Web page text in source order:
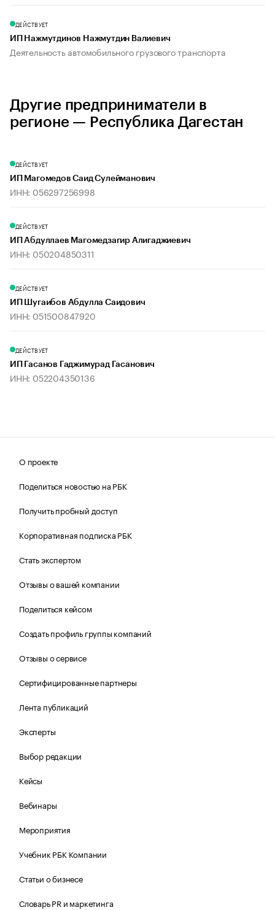
ДЕЙСТВУЕТ
ИП Нажмутдинов Нажмутдин Валиевич
Деятельность автомобильного грузового транспорта
Другие предприниматели в
регионе — Республика Дагестан
ДЕЙСТВУЕТ
ИП Магомедов Саид Сулейманович
ИНН: 056297256998
ДЕЙСТВУЕТ
ИП Абдуллаев Магомедзагир Алигаджиевич
ИНН: 050204850311
ДЕЙСТВУЕТ
ИП Шугаибов Абдулла Саидович
ИНН: 051500847920
ДЕЙСТВУЕТ
ИП Гасанов Гаджимурад Гасанович
ИНН: 052204350136
О проекте
Поделиться новостью на РБК
Получить пробный доступ
Корпоративная подписка РБК
Стать экспертом
Отзывы о вашей компании
Поделиться кейсом
Создать профиль группы компаний
Отзывы о сервисе
Сертифицированные партнеры
Лента публикаций
Эксперты
Выбор редакции
Кейсы
Вебинары
Мероприятия
Учебник РБК Компании
Статьи о бизнесе
Словарь PR и маркетинга